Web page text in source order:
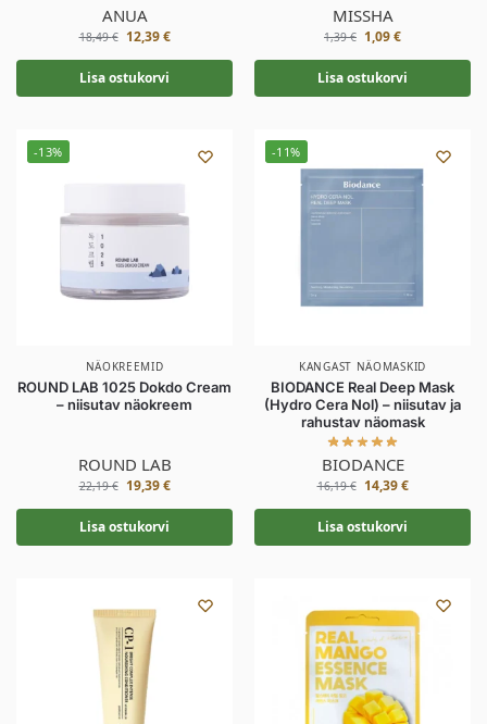
ANUA
18,49€ 12,39€
Lisa ostukorvi
MISSHA
1,39€ 1,09€
Lisa ostukorvi
-13%
NÄOKREEMID
ROUND LAB 1025 Dokdo Cream
– niisutav näokreem
ROUND LAB
22,19€ 19,39€
Lisa ostukorvi
-11%
KANGAST NÄOMASKID
BIODANCE Real Deep Mask
(Hydro Cera Nol) – niisutav ja
rahustav näomask
BIODANCE
16,19€ 14,39€
Lisa ostukorvi